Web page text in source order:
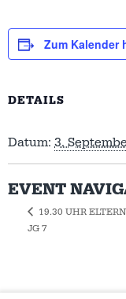
Zum Kalender
DETAILS
Datum: 3.
EVENT
19.30 UHR
JG 7